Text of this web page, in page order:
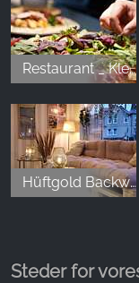
Das Ambiente
liegen super
Speisekarte
sympathisch
DDR-Pasta,
Empfehlung!
Abends
Restaurant _ Kleine Zauberwelt
Hüftgold Backwerk & Catering _ by Die kleine Zauberwelt
Steder for